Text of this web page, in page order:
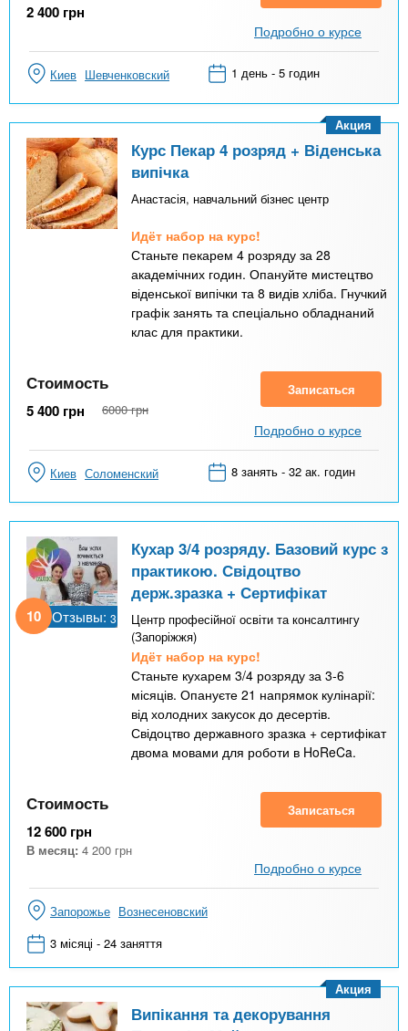
2 400 грн
Подробно о курсе
Киев Шевченковский 1 день - 5 годин
Курс Пекар 4 розряд + Віденська
випічка
Анастасія, навчальний бізнес центр
Идёт набор на курс!
Станьте пекарем 4 розряду за 28
академічних годин. Опануйте мистецтво
віденської випічки та 8 видів хліба. Гнучкий
графік занять та спеціально обладнаний
клас для практики.
Акция
Стоимость
5 400 грн 6000 грн
Записаться
Подробно о курсе
Киев Соломенский 8 занять - 32 ак. годин
10 Отзывы: 3
Кухар 3/4 розряду. Базовий курс з
практикою. Свідоцтво
держ.зразка + Сертифікат
Центр професійної освіти та консалтингу
(Запоріжжя)
Идёт набор на курс!
Станьте кухарем 3/4 розряду за 3-6
місяців. Опануєте 21 напрямок кулінарії:
від холодних закусок до десертів.
Свідоцтво державного зразка + сертифікат
двома мовами для роботи в HoReCa.
Стоимость
12 600 грн
В месяц: 4 200 грн
Записаться
Подробно о курсе
Запорожье Вознесеновский
3 місяці - 24 заняття
Випікання та декорування
Акция